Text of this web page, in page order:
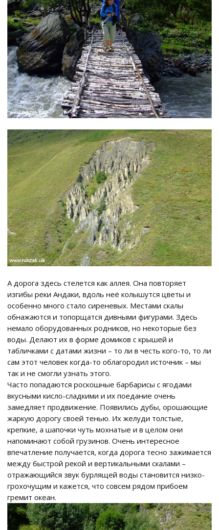
А дорога здесь стелется как аллея. Она повторяет
изгибы реки Андаки, вдоль неё колышутся цветы и
особенно много стало сиреневых. Местами скалы
обнажаются и топорщатся дивными фигурами. Здесь
немало оборудованных родников, но некоторые без
воды. Делают их в форме домиков с крышей и
табличками с датами жизни – то ли в честь кого-то, то ли
сам этот человек когда-то облагородил источник – мы
так и не смогли узнать этого.
Часто попадаются роскошные барбарисы с ягодами
вкусными кисло-сладкими и их поедание очень
замедляет продвижение. Появились дубы, орошающие
жаркую дорогу своей тенью. Их желуди толстые,
крепкие, а шапочки чуть мохнатые и в целом они
напоминают собой грузинов. Очень интересное
впечатление получается, когда дорога тесно зажимается
между быстрой рекой и вертикальными скалами –
отражающийся звук бурлящей воды становится низко-
грохочущим и кажется, что совсем рядом прибоем
гремит океан.